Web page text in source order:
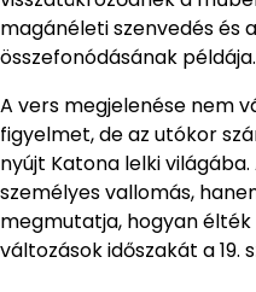
magánéleti szenvedés és
összefonódásának példája.
A vers megjelenése nem
figyelmet, de az utókor
nyújt Katona lelki világába.
személyes vallomás,
megmutatja, hogyan
változások időszakát a 19.